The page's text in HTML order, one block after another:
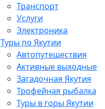
Транспорт
Услуги
Электроника
Туры по Якутии
Автопутешествия
Активные выходные
Загадочная Якутия
Трофейная рыбалка
Туры в горы Якутии